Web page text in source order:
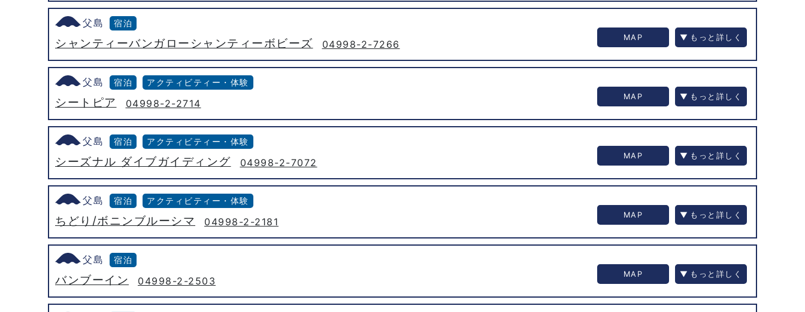
父島 宿泊
シャンティーバンガローシャンティーボビーズ 04998-2-7266
MAP
父島 宿泊 アクティビティー・体験
シートピア 04998-2-2714
MAP
父島 宿泊 アクティビティー・体験
シーズナル ダイブガイディング 04998-2-7072
MAP
父島 宿泊 アクティビティー・体験
ちどり/ボニンブルーシマ 04998-2-2181
MAP
父島 宿泊
バンブーイン 04998-2-2503
MAP